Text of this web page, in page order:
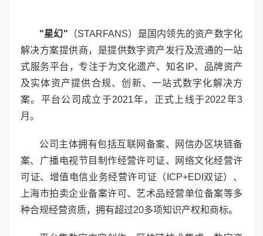
"星幻" （STARFANS）是国内领先的资产数字化
解决方案提供商，是提供数字资产发行及流通的一站
式服务平台，专注于为文化遗产、知名IP、品牌资产
及实体资产提供合规、创新、一站式数字化解决方
案。平台公司成立于2021年，正式上线于2022年3
月。
公司主体拥有包括互联网备案、网信办区块链备
案、广播电视节目制作经营许可证、网络文化经营许
可证、增值电信业务经营许可证（ICP+EDI双证）、
上海市拍卖企业备案许可、艺术品经营单位备案等多
种合规经营资质，拥有超过20多项知识产权和商标。